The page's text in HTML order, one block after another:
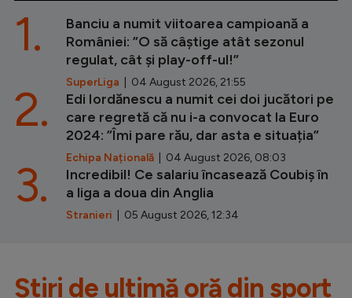
Banciu a numit viitoarea campioană a
României: ”O să câștige atât sezonul
regulat, cât și play-off-ul!”
SuperLiga | 04 August 2026, 21:55
1.
Edi Iordănescu a numit cei doi jucători pe
care regretă că nu i-a convocat la Euro
2024: ”Îmi pare rău, dar asta e situația”
Echipa Națională | 04 August 2026, 08:03
2.
Incredibil! Ce salariu încasează Coubiș în
a liga a doua din Anglia
Stranieri | 05 August 2026, 12:34
3.
Știri de ultimă oră din sport